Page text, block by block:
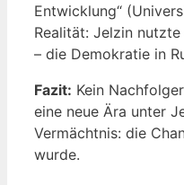
Entwicklung“
Realität: Jelzin
– die Demokratie in
Fazit: Kein
eine neue Ära unter
Vermächtnis: die
wurde.